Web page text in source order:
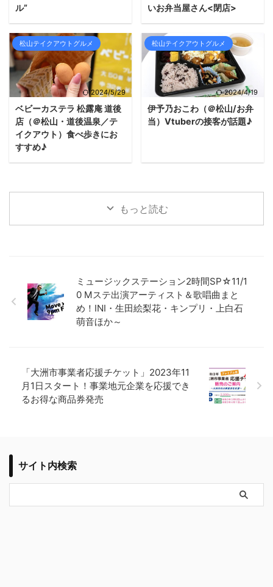
ル”
いお弁当屋さん<閉店>
松山テイクアウトグルメ
2024/5/29
ベビーカステラ 松露庵 道後
店（＠松山・道後温泉／テ
イクアウト）食べ歩きにお
すすめ♪
松山テイクアウトグルメ
2024/4/19
伊予乃おこわ（＠松山/お弁
当）Vtuberの接客が話題♪
もっと読む
ミュージックステーション2時間SP☆11/1
0 Mステ出演アーティスト＆歌唱曲まと
め！INI・生田絵梨花・キンプリ・上白石
萌音ほか～
「大洲市事業者応援チケット」2023年11
月1日スタート！事業地元企業を応援でき
るお得な商品券発売
サイト内検索